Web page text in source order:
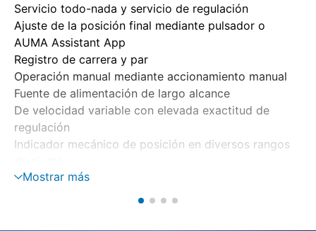
Servicio todo-nada y servicio de regulación
Ajuste de la posición final mediante pulsador o
AUMA Assistant App
Registro de carrera y par
Operación manual mediante accionamiento manual
Fuente de alimentación de largo alcance
De velocidad variable con elevada exactitud de
regulación
Indicador mecánico de posición en diversos rangos
(1 – 9 vueltas/carrera, 9 – 14 vueltas/carrera, 14 – 27
Mostrar más